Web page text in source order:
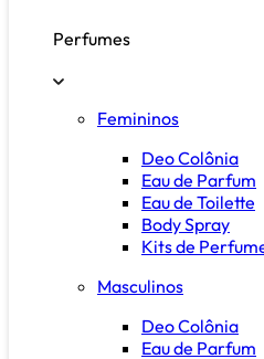
Perfumes
Femininos
Deo Colônia
Eau de Parfum
Eau de Toilette
Body Spray
Kits de
Masculinos
Deo Colônia
Eau de Parfum